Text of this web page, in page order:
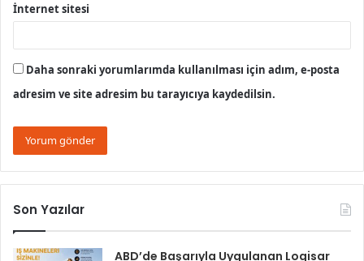
İnternet sitesi
Daha sonraki yorumlarımda kullanılması için adım, e-posta
adresim ve site adresim bu tarayıcıya kaydedilsin.
Son Yazılar
ABD’de Başarıyla Uygulanan Logisar